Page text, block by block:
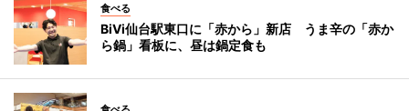
食べる
BiVi仙台駅東口に「赤から」新店 うま辛の「赤か
ら鍋」看板に、昼は鍋定食も